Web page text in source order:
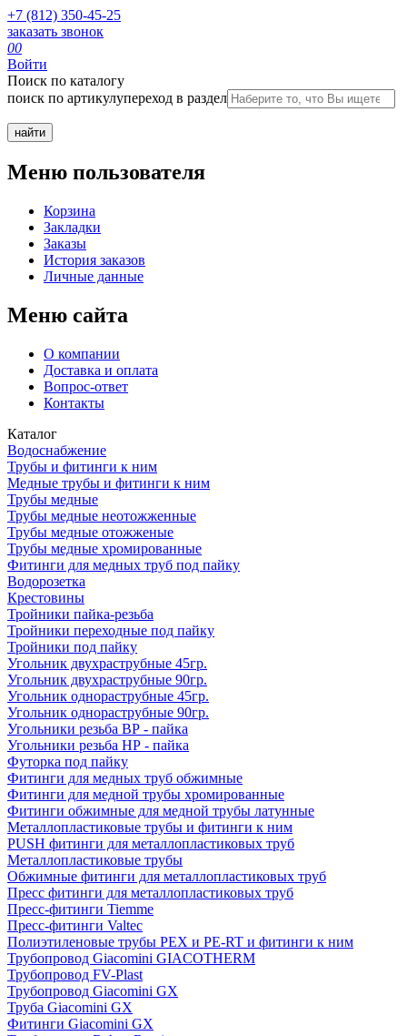
+7 (812) 350-45-25
заказать звонок
00
Войти
Поиск по каталогу
поиск по артикулупереход в раздел
Меню пользователя
Корзина
Закладки
Заказы
История заказов
Личные данные
Меню сайта
О компании
Доставка и оплата
Вопрос-ответ
Контакты
Каталог
Водоснабжение
Трубы и фитинги к ним
Медные трубы и фитинги к ним
Трубы медные
Трубы медные неотожженные
Трубы медные отожженые
Трубы медные хромированные
Фитинги для медных труб под пайку
Водорозетка
Крестовины
Тройники пайка-резьба
Тройники переходные под пайку
Тройники под пайку
Угольник двухраструбные 45гр.
Угольник двухраструбные 90гр.
Угольник однораструбные 45гр.
Угольник однораструбные 90гр.
Угольники резьба ВР - пайка
Угольники резьба НР - пайка
Футорка под пайку
Фитинги для медных труб обжимные
Фитинги для медной трубы хромированные
Фитинги обжимные для медной трубы латунные
Металлопластиковые трубы и фитинги к ним
PUSH фитинги для металлопластиковых труб
Металлопластиковые трубы
Обжимные фитинги для металлопластиковых труб
Пресс фитинги для металлопластиковых труб
Пресс-фитинги Tiemme
Пресс-фитинги Valtec
Полиэтиленовые трубы PEX и PE-RT и фитинги к ним
Трубопровод Giacomini GIACOTHERM
Трубопровод FV-Plast
Трубопровод Giacomini GX
Труба Giacomini GX
Фитинги Giacomini GX